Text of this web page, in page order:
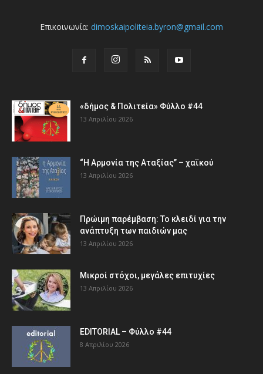
Επικοινωνία: dimoskaipoliteia.byron@gmail.com
«δήμος & Πολιτεία» Φύλλο #44
13 Απριλίου 2026
“Η Αρμονία της Αταξίας” – χαϊκού
13 Απριλίου 2026
Πρώιμη παρέμβαση: Το κλειδί για την
ανάπτυξη των παιδιών µας
13 Απριλίου 2026
Μικροί στόχοι, μεγάλες επιτυχίες
13 Απριλίου 2026
EDITORIAL – Φύλλο #44
8 Απριλίου 2026